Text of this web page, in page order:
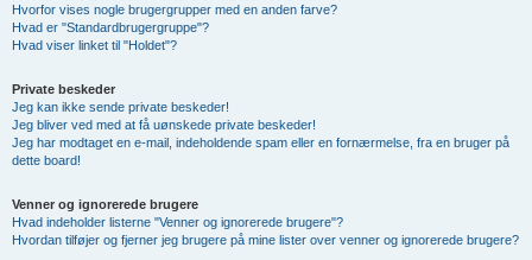
Hvorfor vises nogle brugergrupper med en anden farve?
Hvad er "Standardbrugergruppe"?
Hvad viser linket til "Holdet"?
Private beskeder
Jeg kan ikke sende private beskeder!
Jeg bliver ved med at få uønskede private beskeder!
Jeg har modtaget en e-mail, indeholdende spam eller en fornærmelse, fra en bruger på
dette board!
Venner og ignorerede brugere
Hvad indeholder listerne "Venner og ignorerede brugere"?
Hvordan tilføjer og fjerner jeg brugere på mine lister over venner og ignorerede brugere?